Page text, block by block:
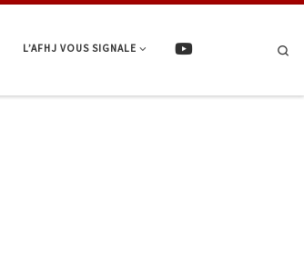
L’AFHJ VOUS SIGNALE